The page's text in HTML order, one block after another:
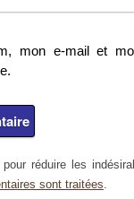
mon e-mail et
réduire les
sont traitées.